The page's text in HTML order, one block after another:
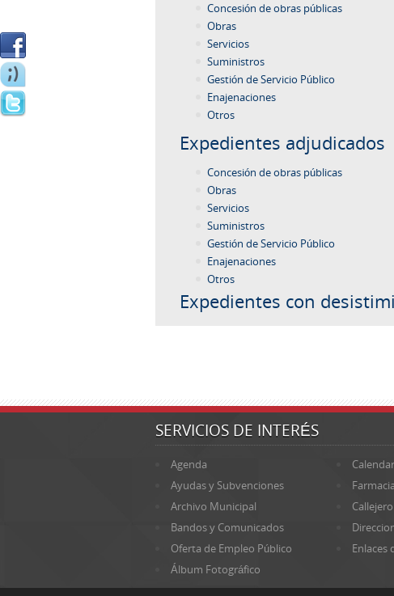
Concesión de obras públicas
Obras
Servicios
Suministros
Gestión de Servicio Público
Enajenaciones
Otros
Expedientes adjudicados
Concesión de obras públicas
Obras
Servicios
Suministros
Gestión de Servicio Público
Enajenaciones
Otros
Expedientes con
SERVICIOS DE INTERÉS
Agenda
Ayudas y Subvenciones
Archivo Municipal
Callejero
Bandos y Comunicados
Oferta de Empleo Público
Enlaces
Álbum Fotográfico